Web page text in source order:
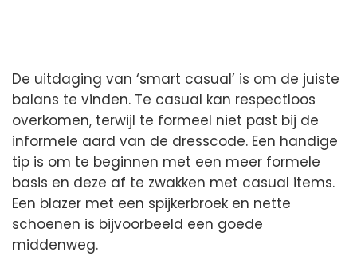
De uitdaging van ‘smart casual’ is om de juiste
balans te vinden. Te casual kan respectloos
overkomen, terwijl te formeel niet past bij de
informele aard van de dresscode. Een handige
tip is om te beginnen met een meer formele
basis en deze af te zwakken met casual items.
Een blazer met een spijkerbroek en nette
schoenen is bijvoorbeeld een goede
middenweg.